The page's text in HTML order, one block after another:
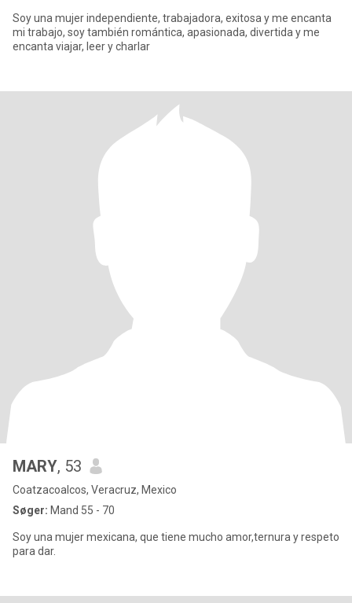
Soy una mujer independiente, trabajadora, exitosa y me encanta
mi trabajo, soy también romántica, apasionada, divertida y me
encanta viajar, leer y charlar
MARY, 53
Coatzacoalcos, Veracruz, Mexico
Søger: Mand 55 - 70
Soy una mujer mexicana, que tiene mucho amor,ternura y respeto
para dar.